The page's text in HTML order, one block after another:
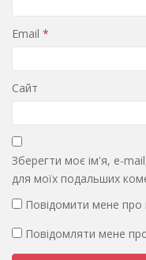
Email *
Сайт
Зберегти моє ім'я, e-
для моїх подальших
Повідомити мене про
Повідомляти мене